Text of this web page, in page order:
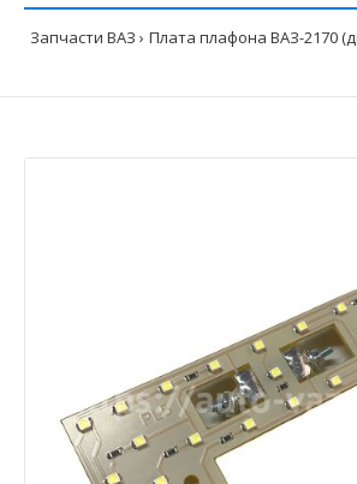
Запчасти ВАЗ Плата плафона ВАЗ-2170